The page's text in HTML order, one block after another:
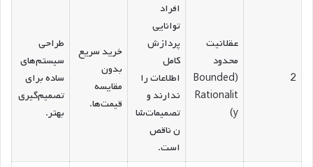
2
عقلانیت
محدود
(Bounded
Rationalit
y)
افراد
توانایی
پردازش
کامل
اطلاعات را
ندارند و
تصمیمات‌شا
ن ناقص
است.
خرید سریع
بدون
مقایسه
قیمت‌ها.
طراحی
سیستم‌های
ساده برای
تصمیم‌گیری
بهتر.